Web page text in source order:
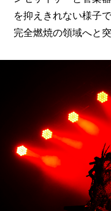
を抑えきれない様子
完全燃焼の領域へと